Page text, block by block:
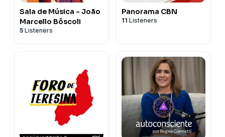
Sala de Música - João
Marcello Bôscoli
5 Listeners
Panorama CBN
11 Listeners